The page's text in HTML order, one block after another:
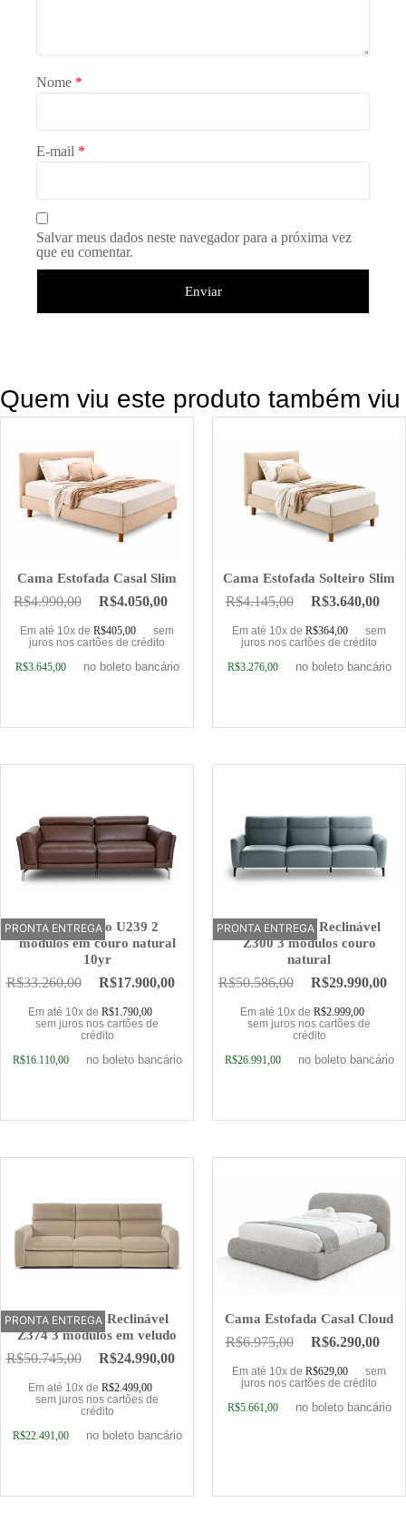
Nome *
E-mail *
Salvar meus dados neste navegador para a próxima vez
que eu comentar.
Quem viu este produto também viu
Cama Estofada Casal Slim
R$4.990,00 R$4.050,00
Em até 10x de R$405,00
sem
juros nos cartões de crédito
R$3.645,00 no boleto bancário
Cama Estofada Solteiro Slim
R$4.145,00 R$3.640,00
Em até 10x de R$364,00
sem
juros nos cartões de crédito
R$3.276,00 no boleto bancário
OFERTA
PRONTA ENTREGA
Sofá Elétrico U239 2
módulos em couro natural
10yr
R$33.260,00 R$17.900,00
Em até 10x de R$1.790,00
sem juros nos cartões de
crédito
R$16.110,00 no boleto bancário
OFERTA
PRONTA ENTREGA
Sofá Elétrico Reclinável
Z300 3 módulos couro
natural
R$50.586,00 R$29.990,00
Em até 10x de R$2.999,00
sem juros nos cartões de
crédito
R$26.991,00 no boleto bancário
OFERTA
PRONTA ENTREGA
Sofá Elétrico Reclinável
Z374 3 módulos em veludo
R$50.745,00 R$24.990,00
Em até 10x de R$2.499,00
sem juros nos cartões de
crédito
R$22.491,00 no boleto bancário
Cama Estofada Casal Cloud
R$6.975,00 R$6.290,00
Em até 10x de R$629,00
sem
juros nos cartões de crédito
R$5.661,00 no boleto bancário